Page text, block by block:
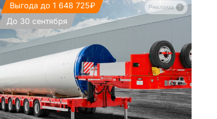
Выгода до 1 648 725₽
До 30 сентября
Реклама